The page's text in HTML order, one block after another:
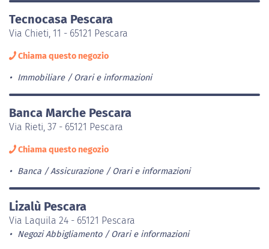
Tecnocasa Pescara
Via Chieti, 11 - 65121 Pescara
Chiama questo negozio
Immobiliare Orari e informazioni
Banca Marche Pescara
Via Rieti, 37 - 65121 Pescara
Chiama questo negozio
Banca / Assicurazione Orari e informazioni
Lizalù Pescara
Via Laquila 24 - 65121 Pescara
Negozi Abbigliamento Orari e informazioni